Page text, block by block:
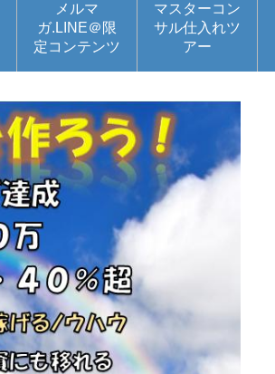
メルマ
ガ.LINE＠限
定コンテンツ
マスターコン
サル仕入れツ
アー